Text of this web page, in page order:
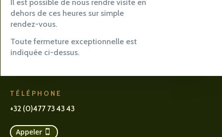
Il est possible de nous rendre visite en
dehors de ces heures sur simple
rendez-vous.
Toute fermeture exceptionnelle est
indiquée ci-dessus.
TÉLÉPHONE
+32 (0)477 73 43 43
Appeler